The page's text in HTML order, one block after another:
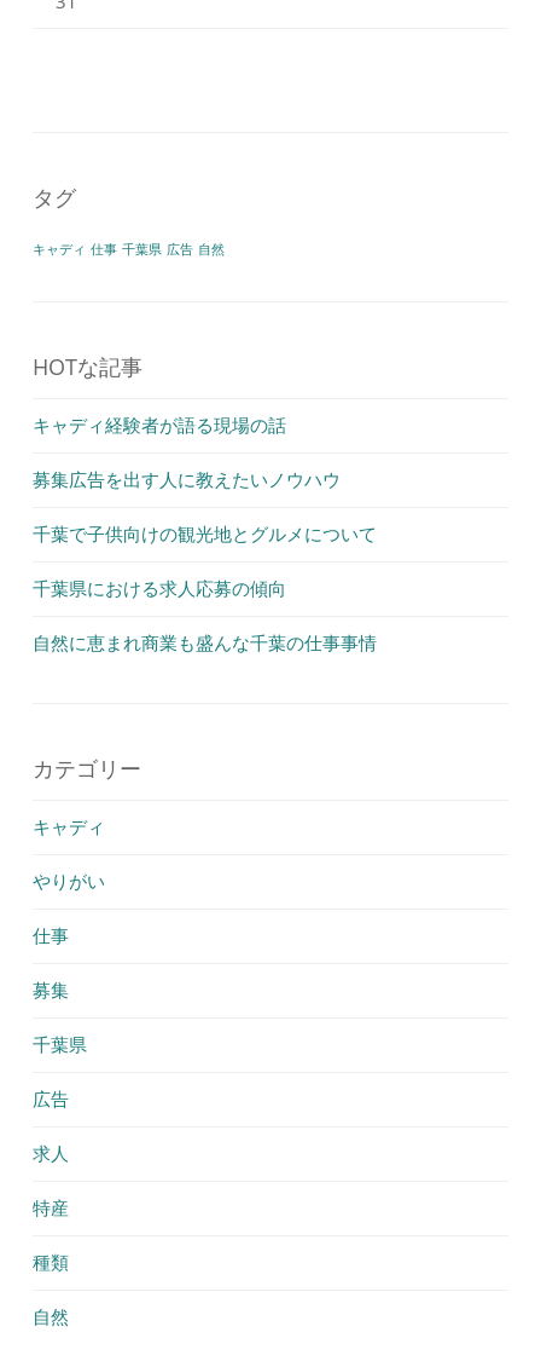
タグ
キャディ 仕事 千葉県 広告 自然
HOTな記事
キャディ経験者が語る現場の話
募集広告を出す人に教えたいノウハウ
千葉で子供向けの観光地とグルメについて
千葉県における求人応募の傾向
自然に恵まれ商業も盛んな千葉の仕事事情
カテゴリー
キャディ
やりがい
仕事
募集
千葉県
広告
求人
特産
種類
自然